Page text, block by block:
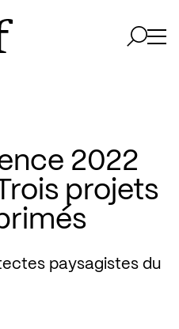
2022
projets
paysagistes du